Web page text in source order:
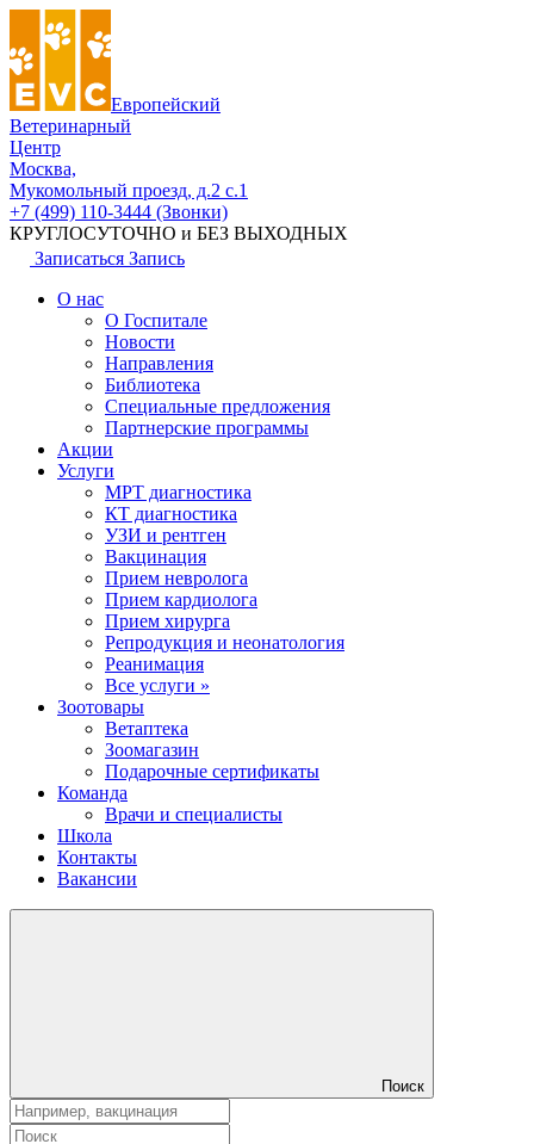
Европейский
Ветеринарный
Центр
Москва,
Мукомольный проезд, д.2 с.1
+7 (499) 110-3444 (Звонки)
КРУГЛОСУТОЧНО и БЕЗ ВЫХОДНЫХ
Записаться Запись
О нас
О Госпитале
Новости
Направления
Библиотека
Специальные предложения
Партнерские программы
Акции
Услуги
МРТ диагностика
КТ диагностика
УЗИ и рентген
Вакцинация
Прием невролога
Прием кардиолога
Прием хирурга
Репродукция и неонатология
Реанимация
Все услуги »
Зоотовары
Ветаптека
Зоомагазин
Подарочные сертификаты
Команда
Врачи и специалисты
Школа
Контакты
Вакансии
Поиск